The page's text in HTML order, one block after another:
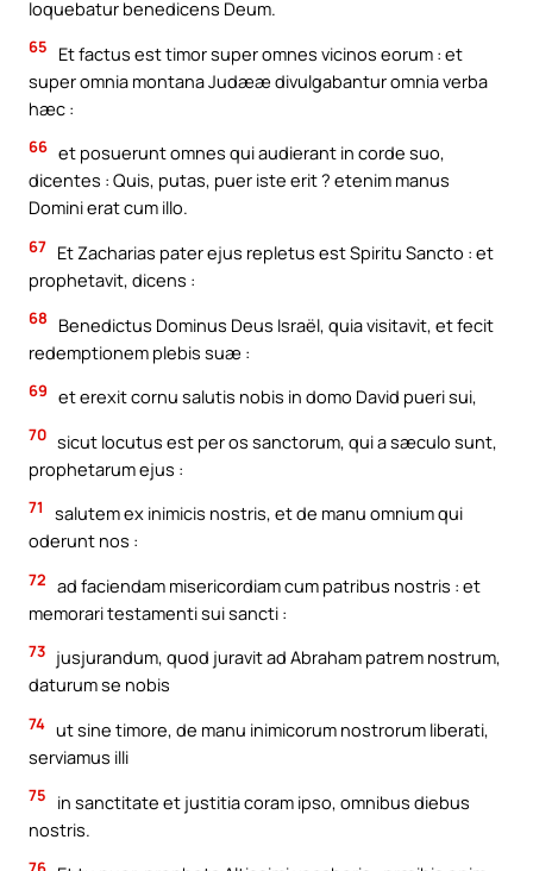
loquebatur benedicens Deum.
65
Et factus est timor super omnes vicinos eorum : et
super omnia montana Judææ divulgabantur omnia verba
hæc :
66 et posuerunt omnes qui audierant in corde suo,
dicentes : Quis, putas, puer iste erit ? etenim manus
Domini erat cum illo.
67 Et Zacharias pater ejus repletus est Spiritu Sancto : et
prophetavit, dicens :
68
Benedictus Dominus Deus Israël, quia visitavit, et fecit
redemptionem plebis suæ :
69 et erexit cornu salutis nobis in domo David pueri sui,
70 sicut locutus est per os sanctorum, qui a sæculo sunt,
prophetarum ejus :
71
salutem ex inimicis nostris, et de manu omnium qui
oderunt nos :
72 ad faciendam misericordiam cum patribus nostris : et
memorari testamenti sui sancti :
73 jusjurandum, quod juravit ad Abraham patrem nostrum,
daturum se nobis
74 ut sine timore, de manu inimicorum nostrorum liberati,
serviamus illi
75
in sanctitate et justitia coram ipso, omnibus diebus
nostris.